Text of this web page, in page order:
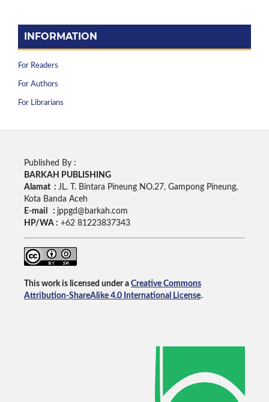
INFORMATION
For Readers
For Authors
For Librarians
Published By :
BARKAH PUBLISHING
Alamat : JL. T. Bintara Pineung NO.27, Gampong Pineung,
Kota Banda Aceh
E-mail : jppgd@barkah.com
HP/WA : +62 81223837343
This work is licensed under a Creative Commons
Attribution-ShareAlike 4.0 International License.